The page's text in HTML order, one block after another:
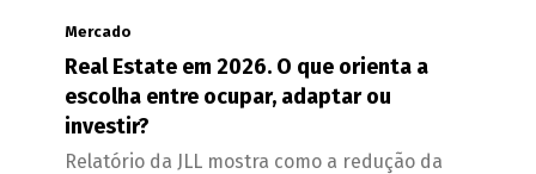
Mercado
Real Estate em 2026. O que orienta a
escolha entre ocupar, adaptar ou
investir?
Relatório da JLL mostra como a redução da